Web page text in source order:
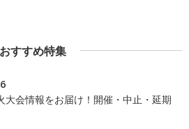
おすすめ特集
大会情報をお届け！開催・中止・延期